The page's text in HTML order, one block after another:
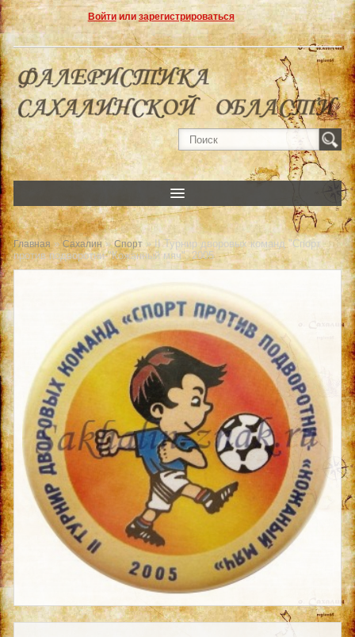
Войтиили зарегистрироваться
Главная » Сахалин»Спорт» II Турнир дворовых команд "Спорт
против подворотни-"Кожанный мяч". 2005